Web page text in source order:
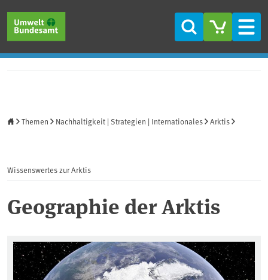
Suche
Themen Nachhaltigkeit | Strategien | Internationales Arktis
Wissenswertes zur Arktis
Geographie der Arktis